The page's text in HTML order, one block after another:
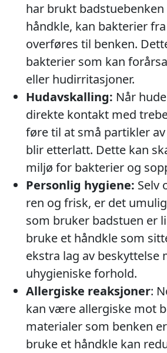
har brukt
håndkle, kan bakterier
overføres til benken.
bakterier som kan
eller hudirritasjoner.
Hudavskalling: Når
direkte kontakt med
føre til at små partikler
blir etterlatt. Dette kan
miljø for bakterier og
Personlig hygiene: Selv
ren og frisk, er det
som bruker badstuen er
bruke et håndkle som
ekstra lag av beskyttelse
uhygieniske forhold.
Allergiske reaksjoner:
kan være allergiske mot
materialer som benken
bruke et håndkle kan